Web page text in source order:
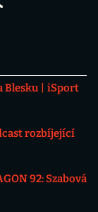
Blesku
iSport
rozbíjející
92: Szabová